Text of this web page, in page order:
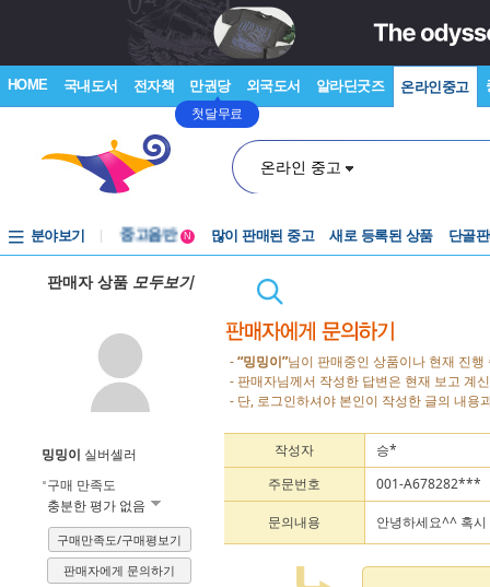
HOME 국내도서 전자책 만권당
첫달무료
외국도서 알라딘굿즈 온라인중고
온라인 중고
분야보기
중고음반
중고음반
N 많이 판매된 중고 새로 등록된 상품 단골
판매자 상품 모두보기
밍밍이 실버셀러
구매 만족도
충분한 평가 없음
구매만족도/구매평보기
판매자에게 문의하기
-“밍밍이”님이 판매중인 상품이나 현재 진
- 판매자님께서 작성한 답변은 현재 보고 계
- 단, 로그인하셔야 본인이 작성한 글의 내용
작성자
승*
주문번호
001-A678282***
문의내용 안녕하세요^^ 혹시